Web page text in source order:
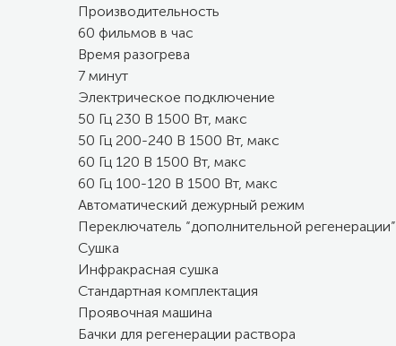
Производительность
60 фильмов в час
Время разогрева
7 минут
Электрическое подключение
50 Гц 230 В 1500 Вт, макс
50 Гц 200-240 В 1500 Вт, макс
60 Гц 120 В 1500 Вт, макс
60 Гц 100-120 В 1500 Вт, макс
Автоматический дежурный режим
Переключатель “дополнительной регенерации”
Сушка
Инфракрасная сушка
Стандартная комплектация
Проявочная машина
Бачки для регенерации раствора